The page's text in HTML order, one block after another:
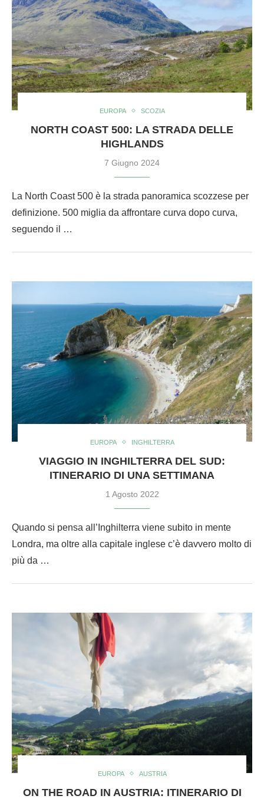
EUROPA SCOZIA
NORTH COAST 500: LA STRADA DELLE
HIGHLANDS
7 Giugno 2024
La North Coast 500 è la strada panoramica scozzese per
definizione. 500 miglia da affrontare curva dopo curva,
seguendo il …
EUROPA INGHILTERRA
VIAGGIO IN INGHILTERRA DEL SUD:
ITINERARIO DI UNA SETTIMANA
1 Agosto 2022
Quando si pensa all’Inghilterra viene subito in mente
Londra, ma oltre alla capitale inglese c’è davvero molto di
più da …
EUROPA AUSTRIA
ON THE ROAD IN AUSTRIA: ITINERARIO DI